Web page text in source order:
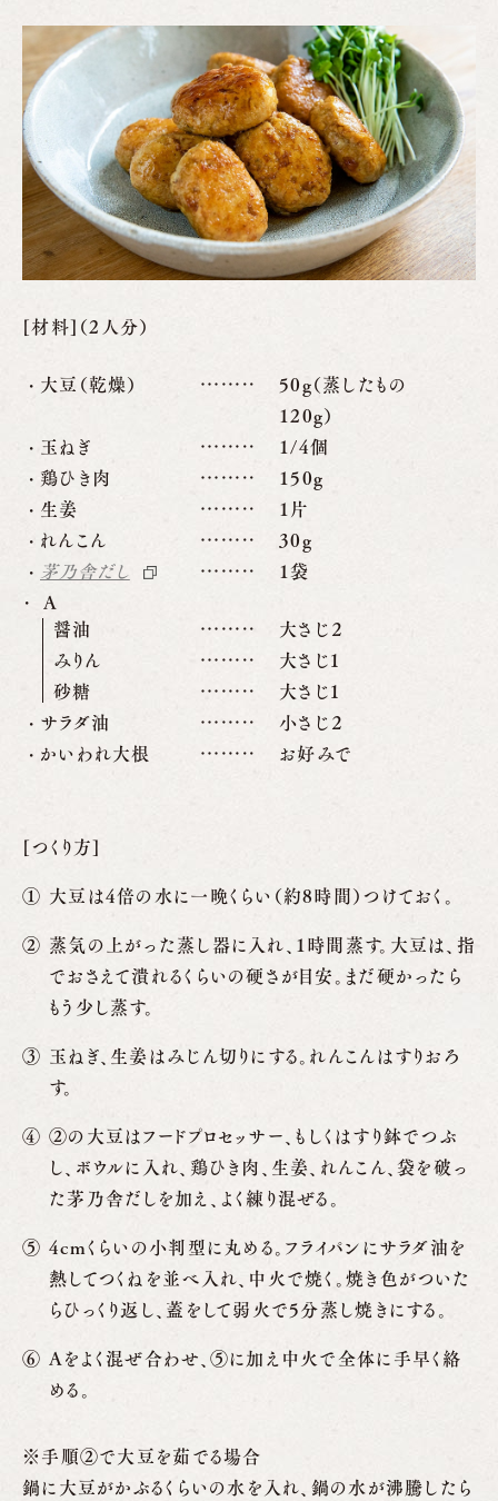
[材料]（2人分）
大豆（乾燥）
50g（蒸したもの
120g）
玉ねぎ
1/4個
鶏ひき肉
150g
生姜
1片
れんこん
30g
茅乃舎だし
1袋
A
醤油
大さじ２
みりん
大さじ１
砂糖
大さじ１
サラダ油
小さじ２
かいわれ大根
お好みで
[つくり方]
大豆は4倍の水に一晩くらい（約8時間）つけておく。
蒸気の上がった蒸し器に入れ、1時間蒸す。大豆は、指
でおさえて潰れるくらいの硬さが目安。まだ硬かったら
もう少し蒸す。
玉ねぎ、生姜はみじん切りにする。れんこんはすりおろ
す。
②の大豆はフードプロセッサー、もしくはすり鉢でつぶ
し、ボウルに入れ、鶏ひき肉、生姜、れんこん、袋を破っ
た茅乃舎だしを加え、よく練り混ぜる。
4cmくらいの小判型に丸める。フライパンにサラダ油を
熱してつくねを並べ入れ、中火で焼く。焼き色がついた
らひっくり返し、蓋をして弱火で5分蒸し焼きにする。
Aをよく混ぜ合わせ、⑤に加え中火で全体に手早く絡
める。
※手順②で大豆を茹でる場合
鍋に大豆がかぶるくらいの水を入れ、鍋の水が沸騰したら